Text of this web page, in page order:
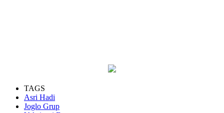
TAGS
Asri Hadi
Joglo Grup